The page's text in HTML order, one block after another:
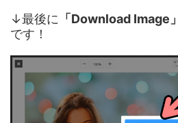
↓最後に 「Download Image」
です！